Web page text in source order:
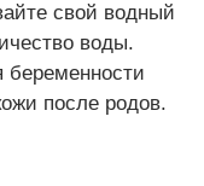
свой водный
воды.
беременности
после родов.